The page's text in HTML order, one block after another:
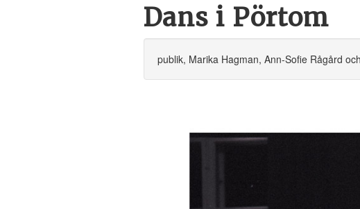
Dans i Pörtom
publik, Marika Hagman, Ann-Sofie Rågård